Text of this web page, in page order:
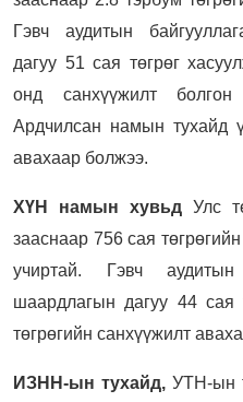
Гэвч аудитын
дагуу 51 сая төгрөг
онд санхүүжилт
Ардчилсан намын тухайд
авахаар болжээ.
ХҮН намын хувьд Улс
зааснаар 756 сая
учиртай. Гэвч аудитын
шаардлагын дагуу 44 сая
төгрөгийн санхүүжилт
ИЗНН-ын тухайд, УТН-ын